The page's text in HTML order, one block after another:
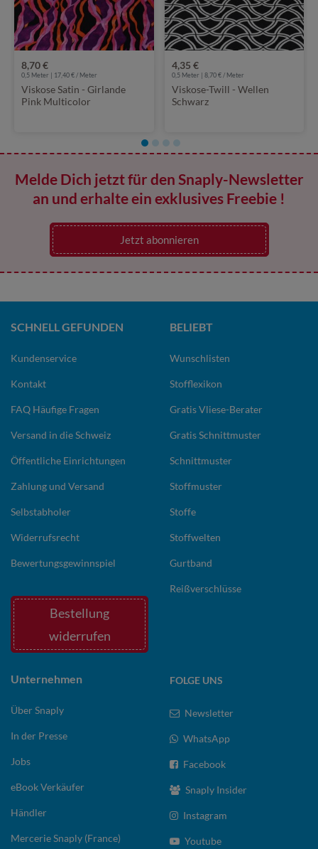
8,70 €
0,5 Meter | 17,40 € / Meter
Viskose Satin - Girlande
Pink Multicolor
4,35 €
0,5 Meter | 8,70 € / Meter
Viskose-Twill - Wellen
Schwarz
Melde Dich jetzt für den Snaply-Newsletter
an und erhalte ein exklusives Freebie !
Jetzt abonnieren
SCHNELL GEFUNDEN
Kundenservice
Kontakt
FAQ Häufige Fragen
Versand in die Schweiz
Öffentliche Einrichtungen
Zahlung und Versand
Selbstabholer
Widerrufsrecht
Bewertungsgewinnspiel
Bestellung
widerrufen
BELIEBT
Wunschlisten
Stofflexikon
Gratis Vliese-Berater
Gratis Schnittmuster
Schnittmuster
Stoffmuster
Stoffe
Stoffwelten
Gurtband
Reißverschlüsse
Unternehmen
Über Snaply
In der Presse
Jobs
eBook Verkäufer
Händler
Mercerie Snaply (France)
FOLGE UNS
Newsletter
WhatsApp
Facebook
Snaply Insider
Instagram
Youtube